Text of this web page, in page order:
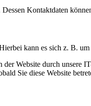
Kontaktdaten
kann es sich z. B.
Website durch unsere
Sie diese Website